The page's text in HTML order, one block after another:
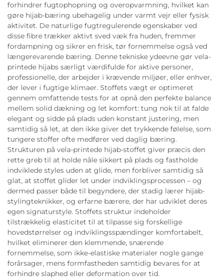
forhindrer fugtophopning og overopvarmning, hvilket kan
gøre hijab-bæring ubehagelig under varmt vejr eller fysisk
aktivitet. De naturlige fugtregulerende egenskaber ved
disse fibre trækker aktivt sved væk fra huden, fremmer
fordampning og sikrer en frisk, tør fornemmelse også ved
længerevarende bæring. Denne tekniske ydeevne gør vela-
printede hijabs særligt værdifulde for aktive personer,
professionelle, der arbejder i krævende miljøer, eller enhver,
der lever i fugtige klimaer. Stoffets vægt er optimeret
gennem omfattende tests for at opnå den perfekte balance
mellem solid dækning og let komfort: tung nok til at falde
elegant og sidde på plads uden konstant justering, men
samtidig så let, at den ikke giver det trykkende følelse, som
tungere stoffer ofte medfører ved daglig bæring.
Strukturen på vela-printede hijab-stoffet giver præcis den
rette greb til at holde nåle sikkert på plads og fastholde
indviklede styles uden at glide, men forbliver samtidig så
glat, at stoffet glider let under indviklingsprocessen – og
dermed passer både til begyndere, der stadig lærer hijab-
stylingteknikker, og erfarne bærere, der har udviklet deres
egen signaturstyle. Stoffets struktur indeholder
tilstrækkelig elasticitet til at tilpasse sig forskellige
hovedstørrelser og indviklingsspændinger komfortabelt,
hvilket eliminerer den klemmende, snærende
fornemmelse, som ikke-elastiske materialer nogle gange
forårsager, mens formfastheden samtidig bevares for at
forhindre slaphed eller deformation over tid.